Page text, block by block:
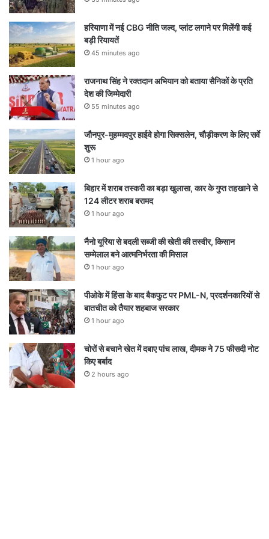
हरियाणा में नई CBG नीति जल्द, प्लांट लगाने पर मिलेंगी कई
बड़ी रियायतें
45 minutes ago
राजनाथ सिंह ने रक्तदान अभियान को बताया सैनिकों के प्रति
देश की जिम्मेदारी
55 minutes ago
जौनपुर-मुहम्मदपुर हाईवे होगा सिक्सलेन, चौड़ीकरण के लिए सर्वे
शुरू
1 hour ago
बिहार में शराब तस्करी का बड़ा खुलासा, कार के गुप्त तहखाने से
124 लीटर शराब बरामद
1 hour ago
नैनो यूरिया से बदली सब्जी की खेती की तस्वीर, किसान
सम्मेलाल बने आत्मनिर्भरता की मिसाल
1 hour ago
पीओके में हिंसा के बाद बैकफुट पर PML-N, प्रदर्शनकारियों से
बातचीत को तैयार शहबाज सरकार
1 hour ago
चोरों से बचाने खेत में दबाए पांच लाख, दीमक ने 75 फीसदी नोट
किए बर्बाद
2 hours ago